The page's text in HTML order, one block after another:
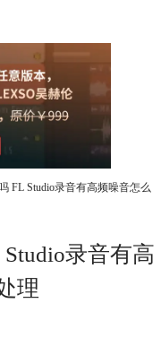
FL Studio录音有高频噪音怎么
录音有高
理